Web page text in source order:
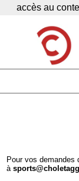
Panneau de gestion
accès au
Pour vos demandes
à